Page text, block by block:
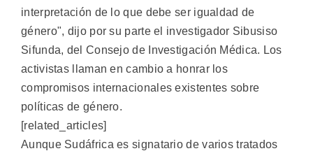
interpretación de lo que debe ser igualdad de
género", dijo por su parte el investigador Sibusiso
Sifunda, del Consejo de Investigación Médica. Los
activistas llaman en cambio a honrar los
compromisos internacionales existentes sobre
políticas de género.
[related_articles]
Aunque Sudáfrica es signatario de varios tratados